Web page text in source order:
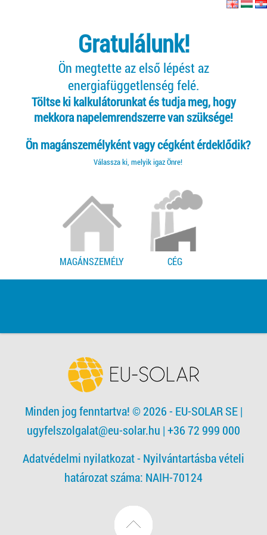
Gratulálunk!
Ön megtette az első lépést az
energiafüggetlenség felé.
Töltse ki kalkulátorunkat és tudja meg, hogy
mekkora napelemrendszerre van szüksége!
Ön magánszemélyként vagy cégként érdeklődik?
Válassza ki, melyik igaz Önre!
MAGÁNSZEMÉLY CÉG
Minden jog fenntartva! © 2026 - EU-SOLAR SE|
ugyfelszolgalat@eu-solar.hu | +36 72 999 000
Adatvédelmi nyilatkozat - Nyilvántartásba vételi
határozat száma: NAIH-70124